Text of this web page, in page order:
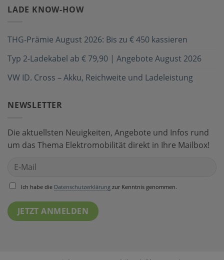
LADE KNOW-HOW
THG-Prämie August 2026: Bis zu € 450 kassieren
Typ 2-Ladekabel ab € 79,90 | Angebote August 2026
VW ID. Cross – Akku, Reichweite und Ladeleistung
NEWSLETTER
Die aktuellsten Neuigkeiten, Angebote und Infos rund
um das Thema Elektromobilität direkt in Ihre Mailbox!
Ich habe die Datenschutzerklärungzur Kenntnis genommen.